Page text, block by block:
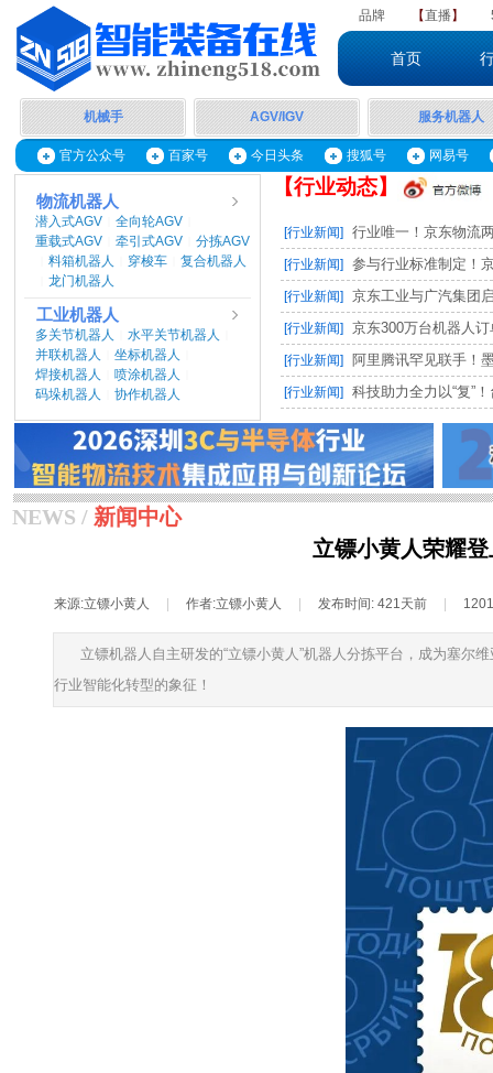
品牌 【直播】
首页
机械手 服务机器人
AGV/IGV
官方公众号 百家号 今日头条 搜狐号 网易号
【行业动态】
物流机器人
潜入式AGV 全向轮AGV
重载式AGV 牵引式AGV 分拣AGV
料箱机器人 穿梭车 复合机器人
龙门机器人
工业机器人
多关节机器人 水平关节机器人
并联机器人 坐标机器人
焊接机器人 喷涂机器人
码垛机器人 协作机器人
[行业新闻] 行业唯一！京东物流
[行业新闻] 参与行业标准制定！
[行业新闻] 京东工业与广汽集团
[行业新闻] 京东300万台机器人
[行业新闻] 阿里腾讯罕见联手！
[行业新闻] 科技助力全力以“复”
NEWS / 新闻中心
立镖小黄人荣耀
来源:立镖小黄人 作者:立镖小黄人 发布时间: 421天前
立镖机器人自主研发的“立镖小黄人”机器人分拣平台，成为塞
行业智能化转型的象征！